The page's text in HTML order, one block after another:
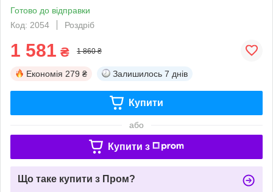
Готово до відправки
Код: 2054
Роздріб
1 581 ₴ 1 860 ₴
Економія 279 ₴ Залишилось 7 днів
Купити
або
Купити з
Що таке купити з Пром?